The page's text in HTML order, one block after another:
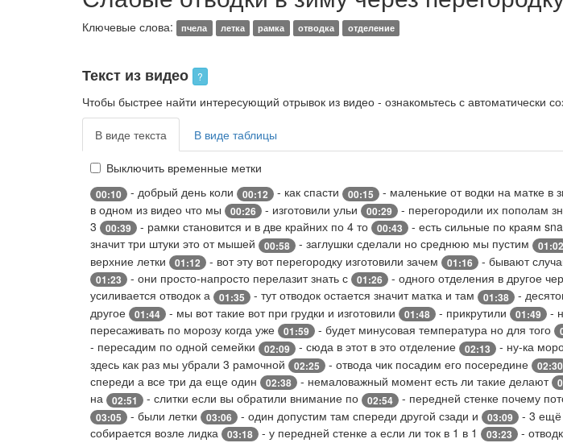
Ключевые слова: пчела летка рамка отводка отделение
Текст из видео ?
Чтобы быстрее найти интересующий отрывок из видео - ознакомьтесь с автоматически
В виде текста В виде таблицы
Выключить временные метки
00:10 - добрый день коли 00:12 - как спасти 00:15 - маленькие от водки на матке в
в одном из видео что мы
00:26 - изготовили ульи 00:29 - перегородили их пополам
3
00:39 - рамки становится и в две крайних по 4 то 00:43 - есть сильные по краям
значит три штуки это от мышей
00:58 - заглушки сделали но среднюю мы пустим 01:02
верхние летки
01:12 - вот эту вот перегородку изготовили зачем 01:16 - бывают
01:23 - они просто-напросто перелазит знать с 01:26 - одного отделения в другое
усиливается отводок а
01:35 - тут отводок остается значит матка и там 01:38 -
другое
01:44 - мы вот такие вот при грудки и изготовили 01:48 - прикрутили 01:49 -
пересаживать по морозу когда уже
01:59 - будет минусовая температура но для того
- пересадим по одной семейки 02:09 - сюда в этот в это отделение 02:13 - ну-ка
здесь как раз мы убрали 3 рамочной
02:25 - отвода чик посадим его посередине 02:30
спереди а все три да еще один
02:38 - немаловажный момент есть ли такие делают
на
02:51 - слитки если вы обратили внимание по 02:54 - передней стенке почему
03:05 - были летки 03:06 - один допустим там спереди другой сзади и 03:09 - 3 ещё
собирается возле лидка
03:18 - у передней стенке а если ли ток в 1 в 1 03:23 -